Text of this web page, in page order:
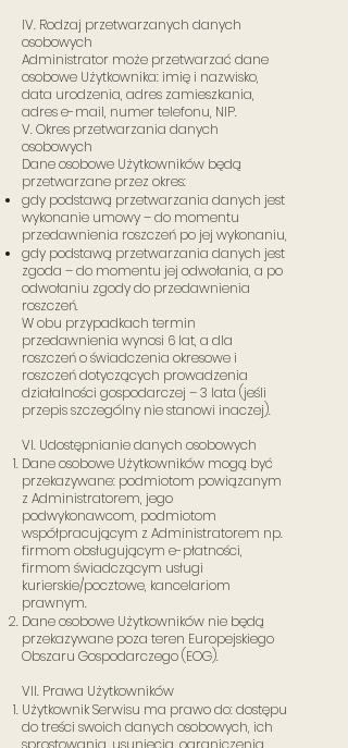
IV. Rodzaj przetwarzanych danych
osobowych
Administrator może przetwarzać dane
osobowe Użytkownika: imię i nazwisko,
data urodzenia, adres zamieszkania,
adres e-mail, numer telefonu, NIP.
V. Okres przetwarzania danych
osobowych
Dane osobowe Użytkowników będą
przetwarzane przez okres:
gdy podstawą przetwarzania danych jest
wykonanie umowy – do momentu
przedawnienia roszczeń po jej wykonaniu,
gdy podstawą przetwarzania danych jest
zgoda – do momentu jej odwołania, a po
odwołaniu zgody do przedawnienia
roszczeń.
W obu przypadkach termin
przedawnienia wynosi 6 lat, a dla
roszczeń o świadczenia okresowe i
roszczeń dotyczących prowadzenia
działalności gospodarczej – 3 lata (jeśli
przepis szczególny nie stanowi inaczej).
VI. Udostępnianie danych osobowych
Dane osobowe Użytkowników mogą być
przekazywane: podmiotom powiązanym
z Administratorem, jego
podwykonawcom, podmiotom
współpracującym z Administratorem np.
firmom obsługującym e-płatności,
firmom świadczącym usługi
kurierskie/pocztowe, kancelariom
prawnym.
Dane osobowe Użytkowników nie będą
przekazywane poza teren Europejskiego
Obszaru Gospodarczego (EOG).
VII. Prawa Użytkowników
Użytkownik Serwisu ma prawo do: dostępu
do treści swoich danych osobowych, ich
sprostowania, usunięcia, ograniczenia